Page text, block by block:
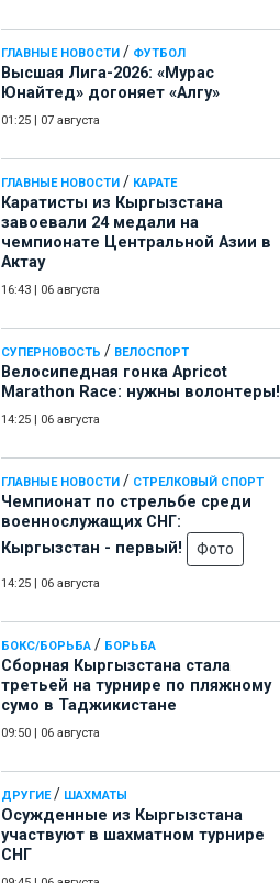
ГЛАВНЫЕ НОВОСТИ / ФУТБОЛ
Высшая Лига-2026: «Мурас
Юнайтед» догоняет «Алгу»
01:25 07 августа
ГЛАВНЫЕ НОВОСТИ / КАРАТЕ
Каратисты из Кыргызстана
завоевали 24 медали на
чемпионате Центральной Азии в
Актау
16:43 06 августа
СУПЕРНОВОСТЬ / ВЕЛОСПОРТ
Велосипедная гонка Apricot
Marathon Race: нужны волонтеры!
14:25 06 августа
ГЛАВНЫЕ НОВОСТИ / СТРЕЛКОВЫЙ СПОРТ
Чемпионат по стрельбе среди
военнослужащих СНГ:
Кыргызстан - первый!
Фото
14:25 06 августа
БОКС/БОРЬБА / БОРЬБА
Сборная Кыргызстана стала
третьей на турнире по пляжному
сумо в Таджикистане
09:50 06 августа
ДРУГИЕ/ ШАХМАТЫ
Осужденные из Кыргызстана
участвуют в шахматном турнире
СНГ